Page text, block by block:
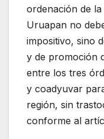
ordenación de
Uruapan no
impositivo, sino
y de promoción
entre los tres
y coadyuvar
región, sin
conforme al